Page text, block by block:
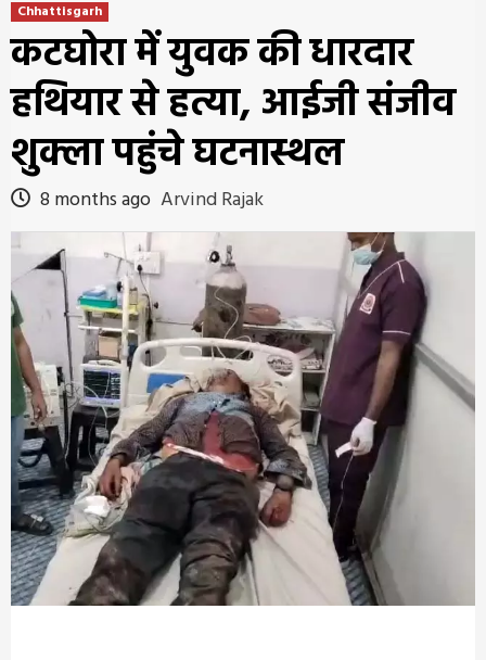
Chhattisgarh
कटघोरा में युवक की धारदार
हथियार से हत्या, आईजी संजीव
शुक्ला पहुंचे घटनास्थल
8 months ago Arvind Rajak